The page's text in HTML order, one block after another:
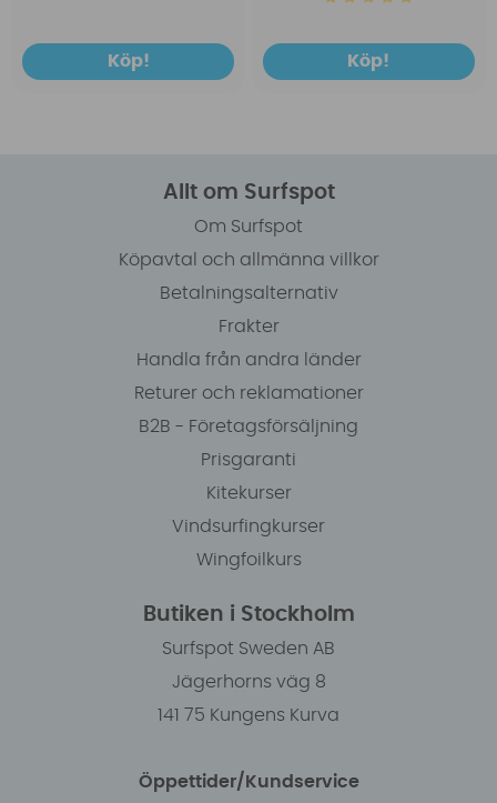
Köp! Köp!
Allt om Surfspot
Om Surfspot
Köpavtal och allmänna villkor
Betalningsalternativ
Frakter
Handla från andra länder
Returer och reklamationer
B2B - Företagsförsäljning
Prisgaranti
Kitekurser
Vindsurfingkurser
Wingfoilkurs
Butiken i Stockholm
Surfspot Sweden AB
Jägerhorns väg 8
141 75 Kungens Kurva
Öppettider/Kundservice